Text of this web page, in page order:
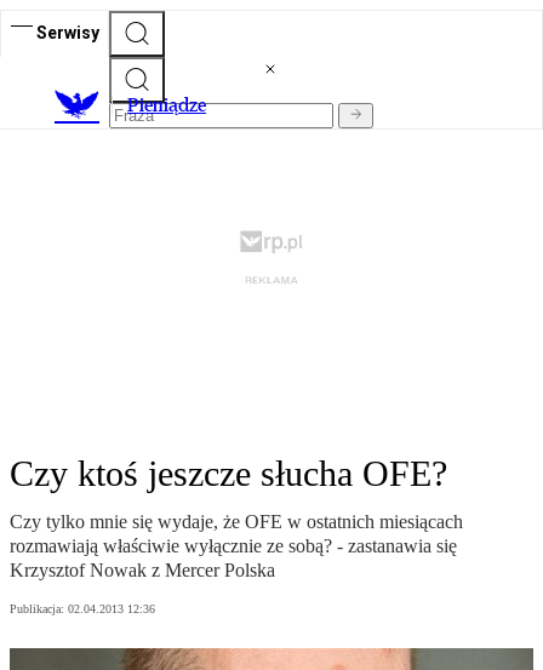
Serwisy
Pieniądze
Czy ktoś jeszcze słucha OFE?
Czy tylko mnie się wydaje, że OFE w ostatnich miesiącach
rozmawiają właściwie wyłącznie ze sobą? - zastanawia się
Krzysztof Nowak z Mercer Polska
Publikacja: 02.04.2013 12:36